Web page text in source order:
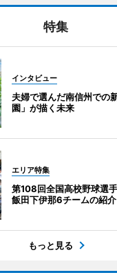
特集
インタビュー
夫婦で選んだ南信州で
園」が描く未来
エリア特集
第108回全国高校野球選
飯田下伊那6チームの紹介
もっと見る